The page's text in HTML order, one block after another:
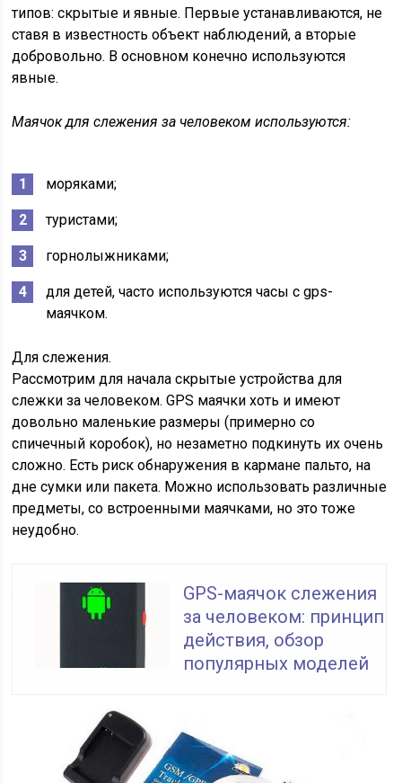
типов: скрытые и явные. Первые устанавливаются, не
ставя в известность объект наблюдений, а вторые
добровольно. В основном конечно используются
явные.
Маячок для слежения за человеком используются:
моряками;
туристами;
горнолыжниками;
для детей, часто используются часы с gps-
маячком.
Для слежения.
Рассмотрим для начала скрытые устройства для
слежки за человеком. GPS маячки хоть и имеют
довольно маленькие размеры (примерно со
спичечный коробок), но незаметно подкинуть их очень
сложно. Есть риск обнаружения в кармане пальто, на
дне сумки или пакета. Можно использовать различные
предметы, со встроенными маячками, но это тоже
неудобно.
GPS-маячок слежения
за человеком: принцип
действия, обзор
популярных моделей